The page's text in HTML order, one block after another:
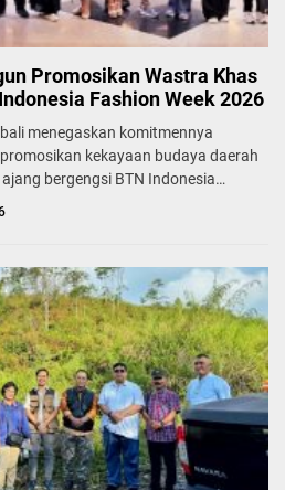
Promosikan Wastra Khas
Fashion Week 2026
menegaskan komitmennya
kekayaan budaya daerah
bergengsi BTN Indonesia